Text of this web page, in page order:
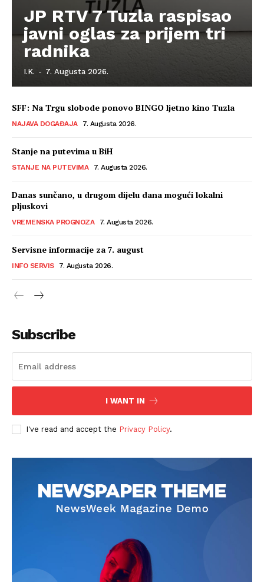
Impressum
JP RTV 7 Tuzla raspisao
javni oglas za prijem tri
radnika
I.K. - 7. Augusta 2026.
SFF: Na Trgu slobode ponovo BINGO ljetno kino Tuzla
NAJAVA DOGAĐAJA 7. Augusta 2026.
Stanje na putevima u BiH
STANJE NA PUTEVIMA 7. Augusta 2026.
Danas sunčano, u drugom dijelu dana mogući lokalni
pljuskovi
VREMENSKA PROGNOZA 7. Augusta 2026.
Servisne informacije za 7. august
INFO SERVIS 7. Augusta 2026.
Subscribe
I WANT IN
I've read and accept the Privacy Policy.